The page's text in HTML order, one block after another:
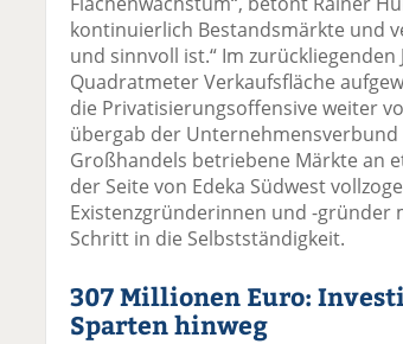
kontinuierlich Bestandsmärkte und
und sinnvoll ist.“ Im
Quadratmeter Verkaufsfläche
die Privatisierungsoffensive weiter
übergab der Unternehmensverbund
Großhandels betriebene Märkte an
der Seite von Edeka Südwest
Existenzgründerinnen und -gründer
Schritt in die Selbstständigkeit.
307 Millionen Euro:
Sparten hinweg